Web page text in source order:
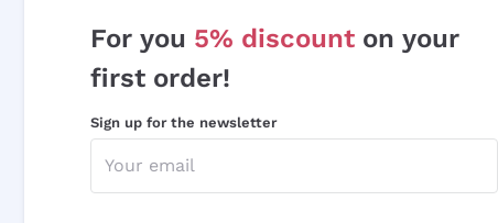
For you 5% discount on your
first order!
Sign up for the newsletter